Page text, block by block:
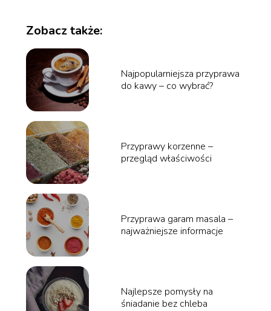
Zobacz także:
Najpopularniejsza przyprawa
do kawy – co wybrać?
Przyprawy korzenne –
przegląd właściwości
Przyprawa garam masala –
najważniejsze informacje
Najlepsze pomysły na
śniadanie bez chleba